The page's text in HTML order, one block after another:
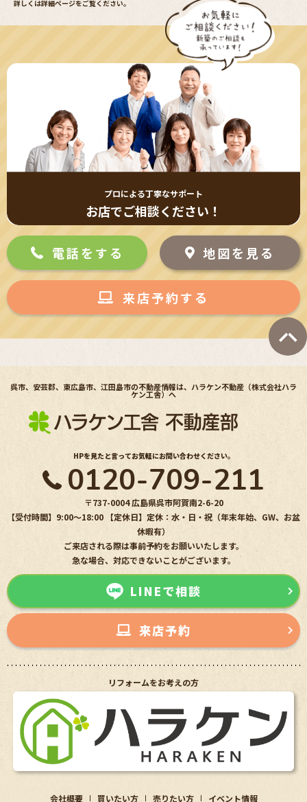
詳しくは詳細ページをご覧ください。
プロによる丁寧なサポート
お店でご相談ください！
地図を見る
電話をする
来店予約する
呉市、安芸郡、東広島市、江田島市の不動産情報は、ハラケン不動産（株式会社ハラ
ケン工舎）へ
HPを見たと言ってお気軽にお問い合わせください。
0120-709-211
〒737-0004 広島県呉市阿賀南2-6-20
【受付時間】9:00〜18:00 【定休日】定休：水・日・祝（年末年始、GW、お盆
休暇有）
ご来店される際は事前予約をお願いいたします。
急な場合、対応できないことがございます。
LINEで相談
来店予約
リフォームをお考えの方
会社概要 買いたい方 売りたい方 イベント情報